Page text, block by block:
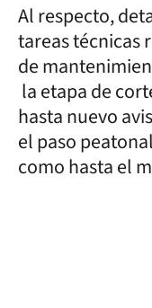
Al respecto,
tareas técnicas
de
la etapa de
hasta nuevo
el paso
como hasta el